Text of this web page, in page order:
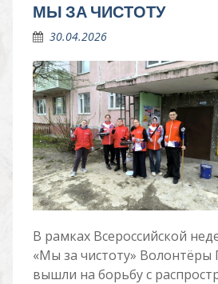
МЫ ЗА ЧИСТОТУ
30.04.2026
В рамках Всероссийской
«Мы за чистоту» Волонтёры
вышли на борьбу с